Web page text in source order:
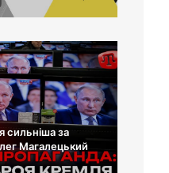
сильніша за
Магалецький